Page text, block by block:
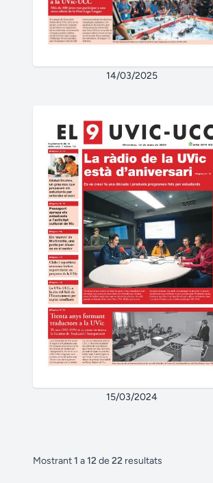
14/03/2025
15/03/2024
Mostrant1 a12de 22 resultats